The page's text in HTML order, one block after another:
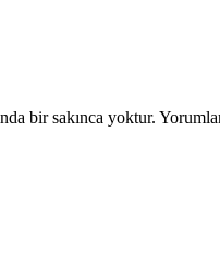
bir sakınca yoktur.